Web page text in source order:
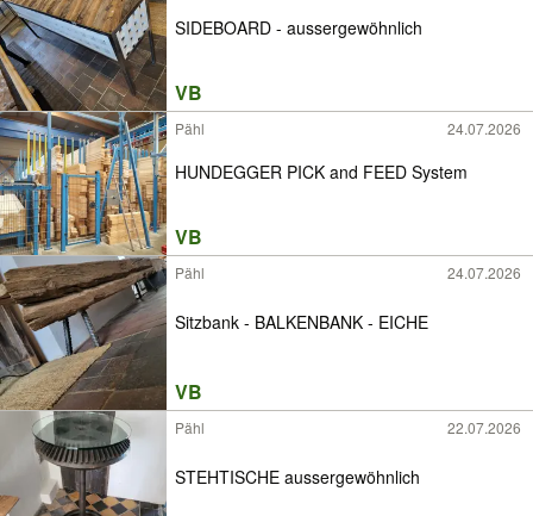
SIDEBOARD - aussergewöhnlich
VB
Pähl 24.07.2026
HUNDEGGER PICK and FEED System
VB
Pähl 24.07.2026
Sitzbank - BALKENBANK - EICHE
VB
Pähl 22.07.2026
STEHTISCHE aussergewöhnlich